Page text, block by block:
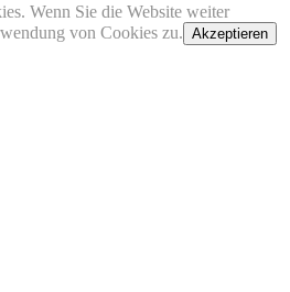
Wenn Sie die Website weiter
von Cookies zu. Akzeptieren